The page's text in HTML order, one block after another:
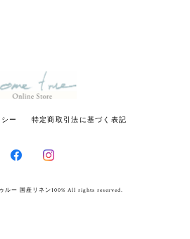
ー 特定商取引法に基づく表記
ルー 国産リネン100% All rights reserved.